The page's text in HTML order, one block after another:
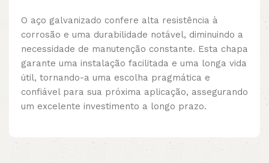
O aço galvanizado confere alta resistência à
corrosão e uma durabilidade notável, diminuindo a
necessidade de manutenção constante. Esta chapa
garante uma instalação facilitada e uma longa vida
útil, tornando-a uma escolha pragmática e
confiável para sua próxima aplicação, assegurando
um excelente investimento a longo prazo.